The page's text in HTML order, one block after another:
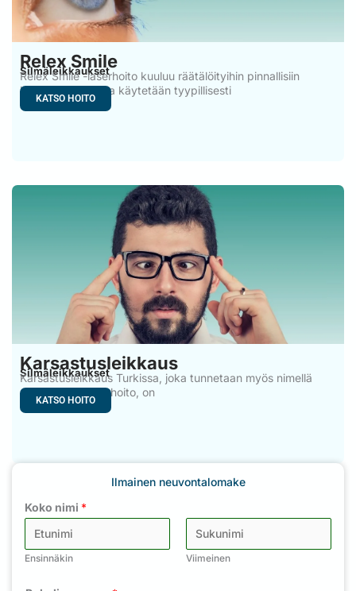
Relex Smile
Silmäleikkaukset
Relex Smile -laserhoito kuuluu räätälöityihin pinnallisiin
laserhoitoihin, joita käytetään tyypillisesti
KATSO HOITO
Karsastusleikkaus
Silmäleikkaukset
Karsastusleikkaus Turkissa, joka tunnetaan myös nimellä
silmän kirurginen hoito, on
KATSO HOITO
Ilmainen neuvontalomake
Koko nimi *
Ensinnäkin Viimeinen